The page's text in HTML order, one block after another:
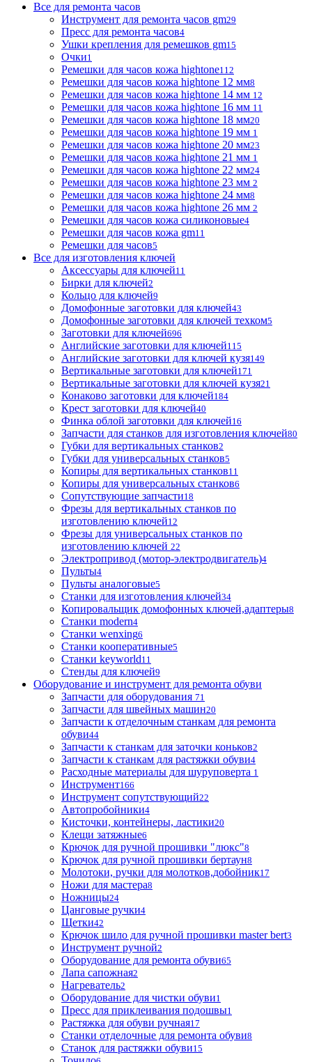
Все для ремонта часов
Инструмент для ремонта часов gm29
Пресс для ремонта часов4
Ушки крепления для ремешков gm15
Очки1
Ремешки для часов кожа hightone112
Ремешки для часов кожа hightone 12 мм8
Ремешки для часов кожа hightone 14 мм 12
Ремешки для часов кожа hightone 16 мм 11
Ремешки для часов кожа hightone 18 мм20
Ремешки для часов кожа hightone 19 мм 1
Ремешки для часов кожа hightone 20 мм23
Ремешки для часов кожа hightone 21 мм 1
Ремешки для часов кожа hightone 22 мм24
Ремешки для часов кожа hightone 23 мм 2
Ремешки для часов кожа hightone 24 мм8
Ремешки для часов кожа hightone 26 мм 2
Ремешки для часов кожа силиконовые4
Ремешки для часов кожа gm11
Ремешки для часов5
Все для изготовления ключей
Аксессуары для ключей11
Бирки для ключей2
Кольцо для ключей9
Домофонные заготовки для ключей43
Домофонные заготовки для ключей техком5
Заготовки для ключей696
Английские заготовки для ключей115
Английские заготовки для ключей кузя149
Вертикальные заготовки для ключей171
Вертикальные заготовки для ключей кузя21
Конаково заготовки для ключей184
Крест заготовки для ключей40
Финка облой заготовки для ключей16
Запчасти для станков для изготовления ключей80
Губки для вертикальных станков2
Губки для универсальных станков5
Копиры для вертикальных станков11
Копиры для универсальных станков6
Сопутствующие запчасти18
Фрезы для вертикальных станков по
изготовлению ключей12
Фрезы для универсальных станков по
изготовлению ключей 22
Электропривод (мотор-электродвигатель)4
Пульты4
Пульты аналоговые5
Станки для изготовления ключей34
Копировальщик домофонных ключей,адаптеры8
Станки modern4
Станки wenxing6
Станки кооперативные5
Станки keyworld11
Стенды для ключей9
Оборудование и инструмент для ремонта обуви
Запчасти для оборудования 71
Запчасти для швейных машин20
Запчасти к отделочным станкам для ремонта
обуви44
Запчасти к станкам для заточки коньков2
Запчасти к станкам для растяжки обуви4
Расходные материалы для шуруповерта 1
Инструмент166
Инструмент сопутствующий22
Автопробойники4
Кисточки, контейнеры, ластики20
Клещи затяжные6
Крючок для ручной прошивки "люкс"8
Крючок для ручной прошивки бертаун8
Молотоки, ручки для молотков,добойник17
Ножи для мастера8
Ножницы24
Цанговые ручки4
Щетки42
Крючок шило для ручной прошивки master bert3
Инструмент ручной2
Оборудование для ремонта обуви65
Лапа сапожная2
Нагреватель2
Оборудование для чистки обуви1
Пресс для приклеивания подошвы1
Растяжка для обуви ручная17
Станки отделочные для ремонта обуви8
Станок для растяжки обуви15